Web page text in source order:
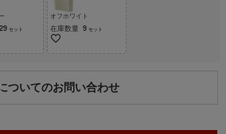
29
オフホワイト
在庫数量 9
ついてのお問い合わせ